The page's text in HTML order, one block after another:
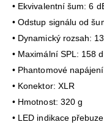
• Ekvivalentní šum: 6
• Odstup signálu od
• Dynamický rozsah:
• Maximální SPL: 158
• Phantomové
• Konektor: XLR
• Hmotnost: 320 g
• LED indikace